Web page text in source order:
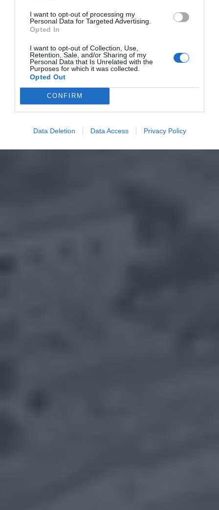
I want to opt-out of processing my
Personal Data for Targeted Advertising.
Opted In
I want to opt-out of Collection, Use,
Retention, Sale, and/or Sharing of my
Personal Data that Is Unrelated with the
Purposes for which it was collected.
Opted Out
CONFIRM
Data Deletion Data Access Privacy Policy